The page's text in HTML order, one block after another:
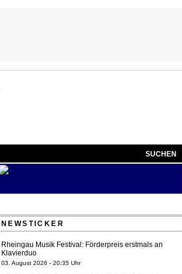
SUCHEN
NEWSTICKER
Rheingau Musik Festival: Förderpreis erstmals an
Klavierduo
03. August 2026 - 20:35 Uhr